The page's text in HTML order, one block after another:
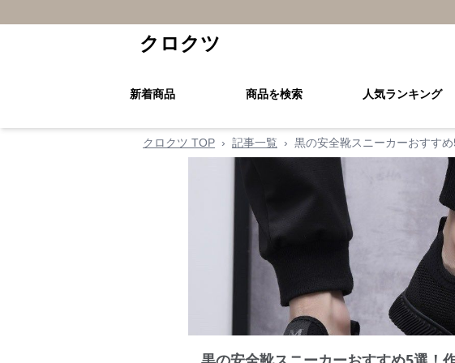
クロクツ
新着商品 商品を検索 人気ランキング
クロクツ TOP › 記事一覧 › 黒の安全靴スニーカーおすす